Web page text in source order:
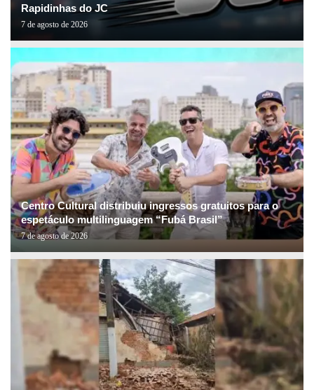
Rapidinhas do JC
7 de agosto de 2026
Centro Cultural distribuiu ingressos gratuitos para o
espetáculo multilinguagem “Fubá Brasil”
7 de agosto de 2026